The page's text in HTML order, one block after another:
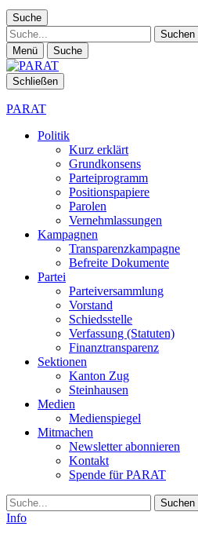
Suche
Suche
Menü Suche
Schließen
PARAT
Politik
Kurz erklärt
Grundkonsens
Parteiprogramm
Positionspapiere
Parolen
Vernehmlassungen
Kampagnen
Transparenzkampagne
Befreite Dokumente
Partei
Parteiversammlung
Vorstand
Schiedsstelle
Verfassung (Statuten)
Finanztransparenz
Sektionen
Kanton Zug
Steinhausen
Medien
Medienspiegel
Mitmachen
Newsletter abonnieren
Kontakt
Spende für PARAT
Suche
Info